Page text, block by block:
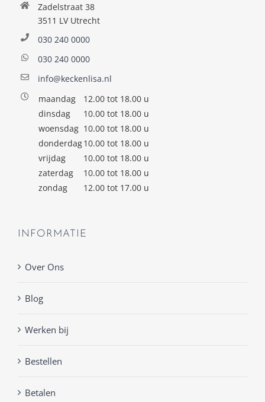
Zadelstraat 38
3511 LV Utrecht
030 240 0000
030 240 0000
info@keckenlisa.nl
maandag
12.00 tot 18.00 u
dinsdag
10.00 tot 18.00 u
woensdag 10.00 tot 18.00 u
donderdag10.00 tot 18.00 u
vrijdag
10.00 tot 18.00 u
zaterdag
10.00 tot 18.00 u
zondag
12.00 tot 17.00 u
INFORMATIE
Over Ons
Blog
Werken bij
Bestellen
Betalen